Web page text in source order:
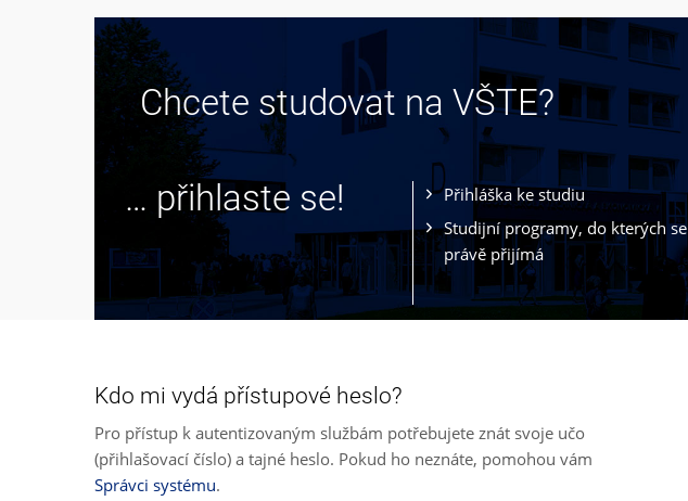
Chcete studovat na VŠTE?
… přihlaste se!
Přihláška ke studiu
Studijní programy, do kterých se
právě přijímá
Kdo mi vydá přístupové heslo?
Pro přístup k autentizovaným službám potřebujete znát svoje učo
(přihlašovací číslo) a tajné heslo. Pokud ho neznáte, pomohou vám
Správci systému.